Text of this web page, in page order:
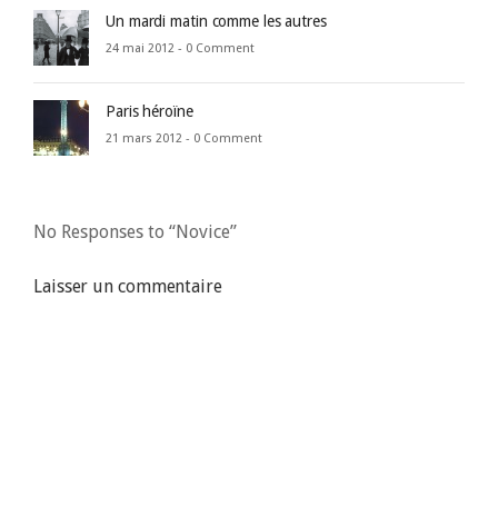
Un mardi matin comme les autres
24 mai 2012 - 0 Comment
Paris héroïne
21 mars 2012 - 0 Comment
No Responses to “Novice”
Laisser un commentaire